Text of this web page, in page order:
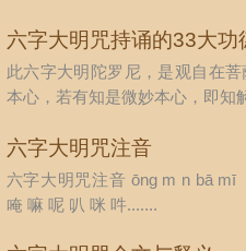
六字大明咒持诵的33大功
此六字大明陀罗尼，是观自在
本心，若有知是微妙本心，即知
六字大明咒注音
六字大明咒注音 ōng m n bā mī
唵 嘛 呢 叭 咪 吽.......